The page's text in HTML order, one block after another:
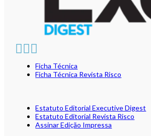
Ficha Técnica
Ficha Técnica Revista Risco
Estatuto Editorial Executive Digest
Estatuto Editorial Revista Risco
Assinar Edição Impressa